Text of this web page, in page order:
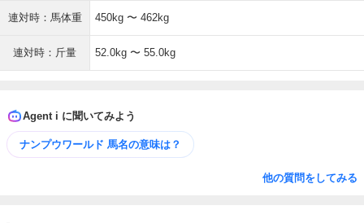
連対時：馬体重 450kg 〜 462kg
連対時：斤量 52.0kg 〜 55.0kg
Agent i に聞いてみよう
ナンプウワールド 馬名の意味は？
他の質問をしてみる